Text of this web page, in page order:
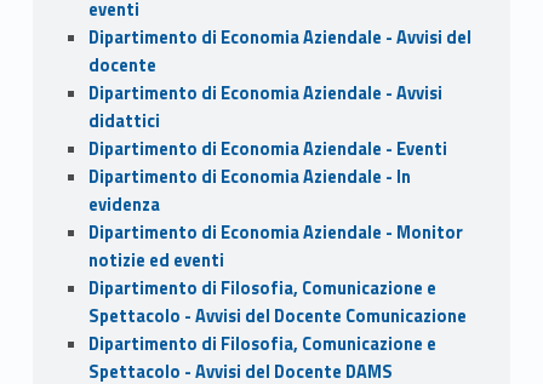
eventi
Dipartimento di Economia Aziendale - Avvisi del
docente
Dipartimento di Economia Aziendale - Avvisi
didattici
Dipartimento di Economia Aziendale - Eventi
Dipartimento di Economia Aziendale - In
evidenza
Dipartimento di Economia Aziendale - Monitor
notizie ed eventi
Dipartimento di Filosofia, Comunicazione e
Spettacolo - Avvisi del Docente Comunicazione
Dipartimento di Filosofia, Comunicazione e
Spettacolo - Avvisi del Docente DAMS